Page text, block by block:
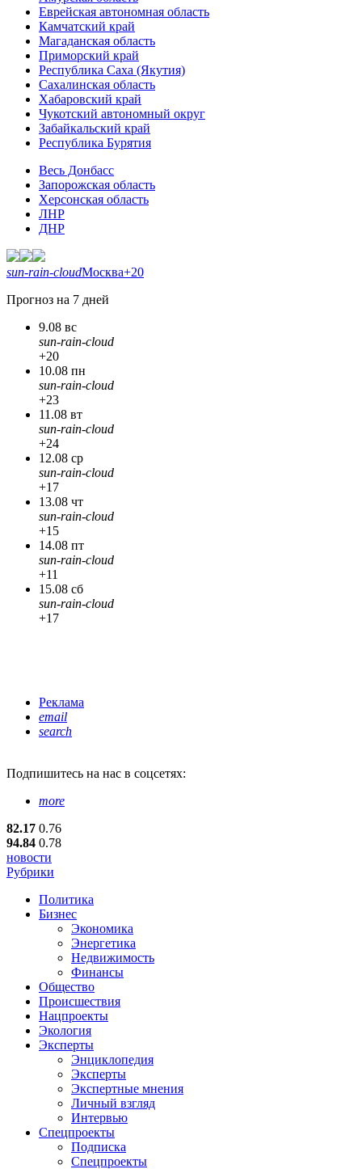
Еврейская автономная область
Камчатский край
Магаданская область
Приморский край
Республика Саха (Якутия)
Сахалинская область
Хабаровский край
Чукотский автономный округ
Забайкальский край
Республика Бурятия
Весь Донбасс
Запорожская область
Херсонская область
ЛНР
ДНР
sun-rain-cloudМосква+20
Прогноз на 7 дней
9.08 вс
sun-rain-cloud
+20
10.08 пн
sun-rain-cloud
+23
11.08 вт
sun-rain-cloud
+24
12.08 ср
sun-rain-cloud
+17
13.08 чт
sun-rain-cloud
+15
14.08 пт
sun-rain-cloud
+11
15.08 сб
sun-rain-cloud
+17
Реклама
email
search
Подпишитесь на нас в соцсетях:
more
82.17 0.76
94.84 0.78
новости
Рубрики
Политика
Бизнес
Экономика
Энергетика
Недвижимость
Финансы
Общество
Происшествия
Нацпроекты
Экология
Эксперты
Энциклопедия
Эксперты
Экспертные мнения
Личный взгляд
Интервью
Спецпроекты
Подписка
Спецпроекты